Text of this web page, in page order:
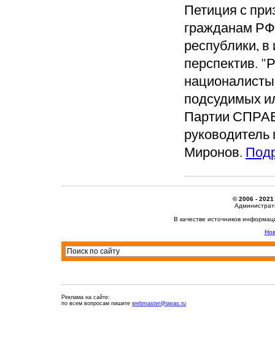
Петиция с
гражданам
республики,
перспектив.
подсудимых
Партии
Миронов.
© 2006 - 2021
В качестве источников
Реклама на сайте:
по всем вопросам пишите webmaster@qwas.ru